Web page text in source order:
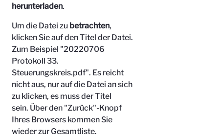
herunterladen.
Um die Datei zu betrachten,
klicken Sie auf den Titel der Datei.
Zum Beispiel "20220706
Protokoll 33.
Steuerungskreis.pdf". Es reicht
nicht aus, nur auf die Datei an sich
zu klicken, es muss der Titel
sein. Über den "Zurück"-Knopf
Ihres Browsers kommen Sie
wieder zur Gesamtliste.